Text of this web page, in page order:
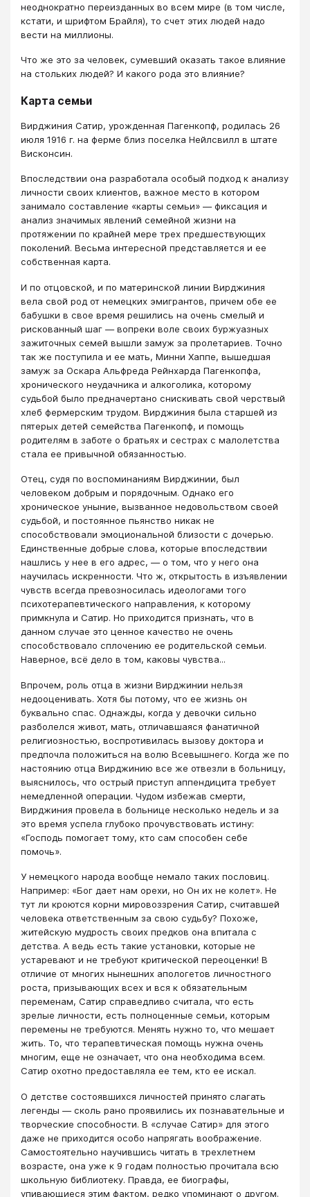
неоднократно переизданных во всем мире (в том числе,
кстати, и шрифтом Брайля), то счет этих людей надо
вести на миллионы.
Что же это за человек, сумевший оказать такое влияние
на стольких людей? И какого рода это влияние?
Карта семьи
Вирджиния Сатир, урожденная Пагенкопф, родилась 26
июля 1916 г. на ферме близ поселка Нейлсвилл в штате
Висконсин.
Впоследствии она разработала особый подход к анализу
личности своих клиентов, важное место в котором
занимало составление «карты семьи» — фиксация и
анализ значимых явлений семейной жизни на
протяжении по крайней мере трех предшествующих
поколений. Весьма интересной представляется и ее
собственная карта.
И по отцовской, и по материнской линии Вирджиния
вела свой род от немецких эмигрантов, причем обе ее
бабушки в свое время решились на очень смелый и
рискованный шаг — вопреки воле своих буржуазных
зажиточных семей вышли замуж за пролетариев. Точно
так же поступила и ее мать, Минни Хаппе, вышедшая
замуж за Оскара Альфреда Рейнхарда Пагенкопфа,
хронического неудачника и алкоголика, которому
судьбой было предначертано снискивать свой черствый
хлеб фермерским трудом. Вирджиния была старшей из
пятерых детей семейства Пагенкопф, и помощь
родителям в заботе о братьях и сестрах с малолетства
стала ее привычной обязанностью.
Отец, судя по воспоминаниям Вирджинии, был
человеком добрым и порядочным. Однако его
хроническое уныние, вызванное недовольством своей
судьбой, и постоянное пьянство никак не
способствовали эмоциональной близости с дочерью.
Единственные добрые слова, которые впоследствии
нашлись у нее в его адрес, — о том, что у него она
научилась искренности. Что ж, открытость в изъявлении
чувств всегда превозносилась идеологами того
психотерапевтического направления, к которому
примкнула и Сатир. Но приходится признать, что в
данном случае это ценное качество не очень
способствовало сплочению ее родительской семьи.
Наверное, всё дело в том, каковы чувства...
Впрочем, роль отца в жизни Вирджинии нельзя
недооценивать. Хотя бы потому, что ее жизнь он
буквально спас. Однажды, когда у девочки сильно
разболелся живот, мать, отличавшаяся фанатичной
религиозностью, воспротивилась вызову доктора и
предпочла положиться на волю Всевышнего. Когда же по
настоянию отца Вирджинию все же отвезли в больницу,
выяснилось, что острый приступ аппендицита требует
немедленной операции. Чудом избежав смерти,
Вирджиния провела в больнице несколько недель и за
это время успела глубоко прочувствовать истину:
«Господь помогает тому, кто сам способен себе
помочь».
У немецкого народа вообще немало таких пословиц.
Например: «Бог дает нам орехи, но Он их не колет». Не
тут ли кроются корни мировоззрения Сатир, считавшей
человека ответственным за свою судьбу? Похоже,
житейскую мудрость своих предков она впитала с
детства. А ведь есть такие установки, которые не
устаревают и не требуют критической переоценки! В
отличие от многих нынешних апологетов личностного
роста, призывающих всех и вся к обязательным
переменам, Сатир справедливо считала, что есть
зрелые личности, есть полноценные семьи, которым
перемены не требуются. Менять нужно то, что мешает
жить. То, что терапевтическая помощь нужна очень
многим, еще не означает, что она необходима всем.
Сатир охотно предоставляла ее тем, кто ее искал.
О детстве состоявшихся личностей принято слагать
легенды — сколь рано проявились их познавательные и
творческие способности. В «случае Сатир» для этого
даже не приходится особо напрягать воображение.
Самостоятельно научившись читать в трехлетнем
возрасте, она уже к 9 годам полностью прочитала всю
школьную библиотеку. Правда, ее биографы,
упивающиеся этим фактом, редко упоминают о другом.